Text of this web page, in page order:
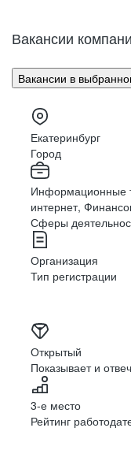
Вакансии
Вакансии в
Екатеринбург
Город
Информационные
интернет,
Сферы
Организация
Тип регистрации
Открытый
Показывает и
3-е место
Рейтинг